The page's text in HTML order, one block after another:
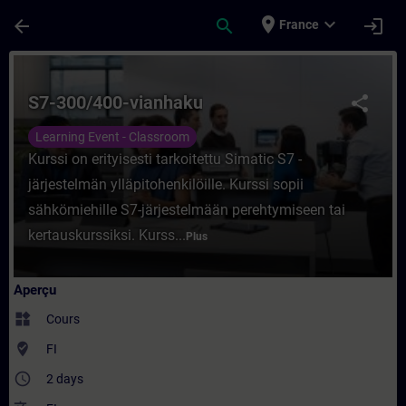
arrow_back search place France expand_more login
Cours - S7-300/400-vianhaku -
share
S7-300/400-vianhaku
Learning Event - Classroom
Kurssi on erityisesti tarkoitettu Simatic S7 -
järjestelmän ylläpitohenkilöille. Kurssi sopii
sähkömiehille S7-järjestelmään perehtymiseen tai
kertauskurssiksi. Kurss... Plus
Aperçu
widgets Cours
where_to_vote FI
access_time 2 days